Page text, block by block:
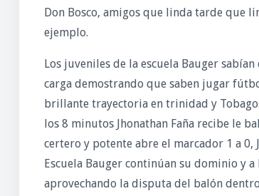
Don Bosco, amigos que linda tarde que
ejemplo.
Los juveniles de la escuela Bauger
carga demostrando que saben jugar
brillante trayectoria en trinidad y
los 8 minutos Jhonathan Faña recibe le
certero y potente abre el marcador 1 a
Escuela Bauger continúan su dominio y
aprovechando la disputa del balón